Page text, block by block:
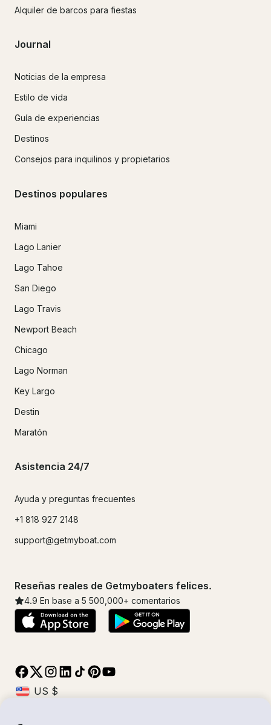
Alquiler de barcos para fiestas
Journal
Noticias de la empresa
Estilo de vida
Guía de experiencias
Destinos
Consejos para inquilinos y propietarios
Destinos populares
Miami
Lago Lanier
Lago Tahoe
San Diego
Lago Travis
Newport Beach
Chicago
Lago Norman
Key Largo
Destin
Maratón
Asistencia 24/7
Ayuda y preguntas frecuentes
+1 818 927 2148
support@getmyboat.com
Reseñas reales de Getmyboaters felices.
4.9 En base a 5 500,000+ comentarios